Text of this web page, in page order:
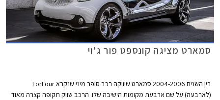
סמארט מציגה קונספט פור ג'וי
בין השנים 2004-2006 סמארט שיווקה רכב סופר מיני שנקרא ForFour
(לארבעה) על שם ארבעת מקומות הישיבה שלו. הרכב שווק תקופה קצרה מאוד